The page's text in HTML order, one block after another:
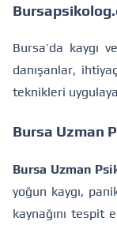
Bursa’da kaygı
danışanlar,
teknikleri
Bursa Uzman
Bursa Uzman
yoğun kaygı,
kaynağını tespit